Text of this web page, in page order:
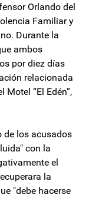
Orlando del
Familiar y
Durante la
ambos
por diez días
relacionada
“El Edén”,
de los acusados
con la
el
la
"debe hacerse